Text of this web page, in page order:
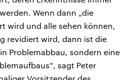
Wenn dann „die
wird und alle sehen können,
revidiert wird, dann ist die
Problemabbau, sondern eine
sagt Peter